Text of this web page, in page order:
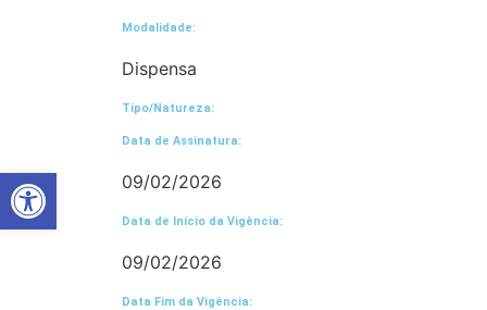
Modalidade:
Dispensa
Tipo/Natureza:
Data de Assinatura:
09/02/2026
Data de Início da Vigência:
09/02/2026
Data Fim da Vigência:
Abrir a barra de ferramentas